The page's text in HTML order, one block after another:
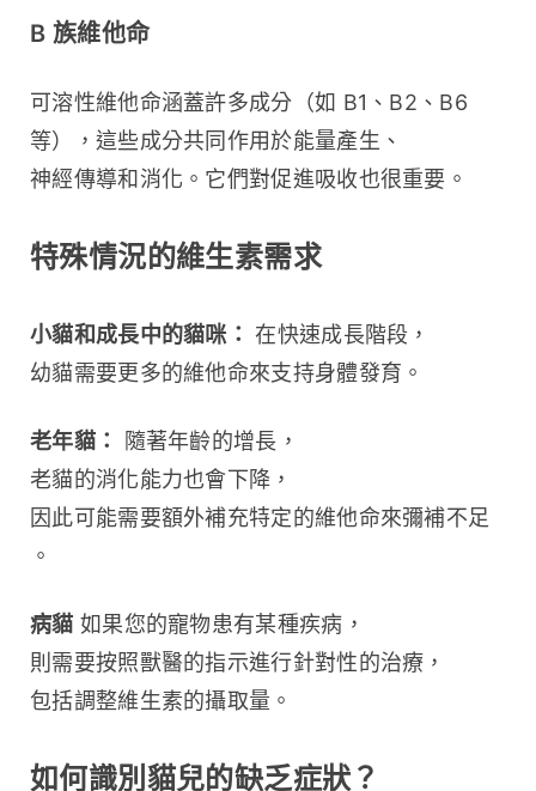
B 族維他命
可溶性維他命涵蓋許多成分（如 B1、B2、B6
等），這些成分共同作用於能量產生、
神經傳導和消化。它們對促進吸收也很重要。
特殊情況的維生素需求
小貓和成長中的貓咪： 在快速成長階段，
幼貓需要更多的維他命來支持身體發育。
老年貓：
隨著年齡的增長，
老貓的消化能力也會下降，
因此可能需要額外補充特定的維他命來彌補不足
。
病貓 如果您的寵物患有某種疾病，
則需要按照獸醫的指示進行針對性的治療，
包括調整維生素的攝取量。
如何識別貓兒的缺乏症狀？